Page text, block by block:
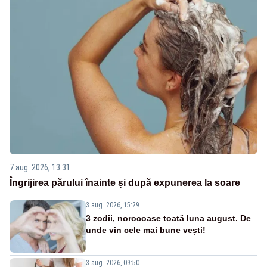
7 aug. 2026, 13:31
Îngrijirea părului înainte și după expunerea la soare
3 aug. 2026, 15:29
3 zodii, norocoase toată luna august. De
unde vin cele mai bune vești!
3 aug. 2026, 09:50